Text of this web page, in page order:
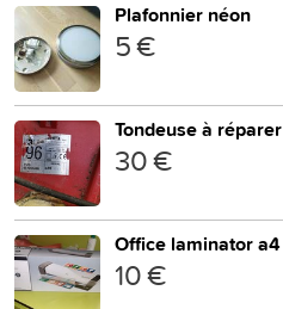
Plafonnier néon
5 €
Tondeuse à réparer
30 €
Office laminator a4
10 €